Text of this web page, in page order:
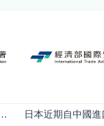
商兩用貨品出口管制對日本產業影響之初步分析